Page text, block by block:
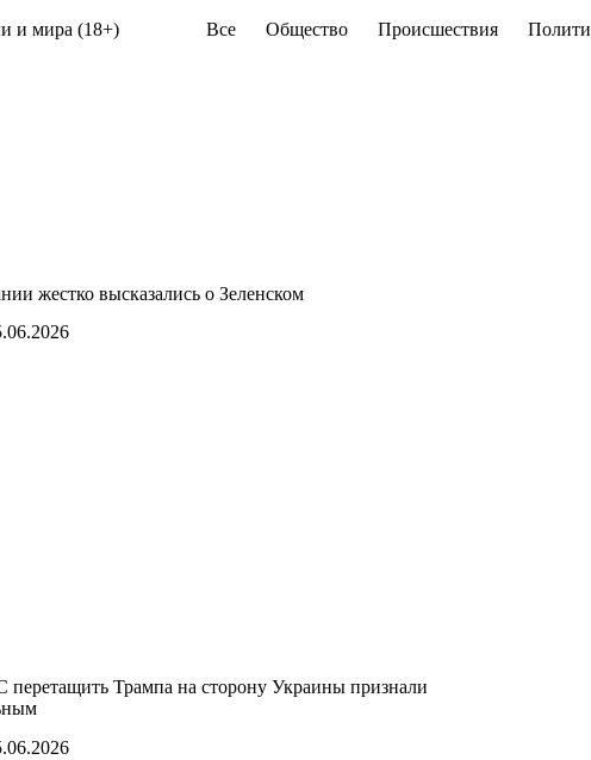
и мира (18+) Все Общество Происшествия
жестко высказались о Зеленском
перетащить Трампа на сторону Украины признали